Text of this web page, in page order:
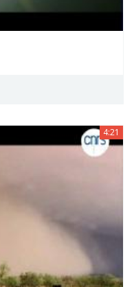
4:21